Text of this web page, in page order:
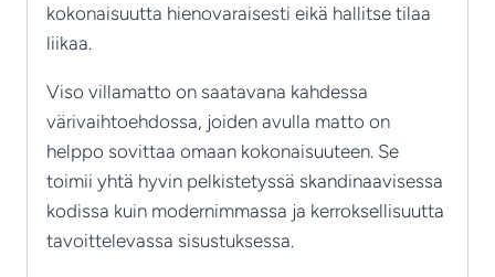
kokonaisuutta hienovaraisesti eikä hallitse tilaa
liikaa.
Viso villamatto on saatavana kahdessa
värivaihtoehdossa, joiden avulla matto on
helppo sovittaa omaan kokonaisuuteen. Se
toimii yhtä hyvin pelkistetyssä skandinaavisessa
kodissa kuin modernimmassa ja kerroksellisuutta
tavoittelevassa sisustuksessa.